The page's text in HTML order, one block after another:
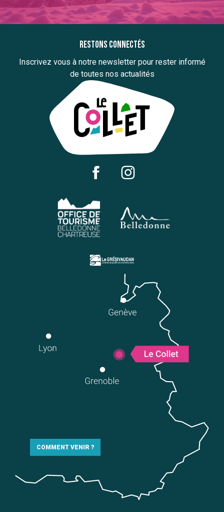
Restons connectés
Inscrivez vous à notre newsletter pour rester informé
de toutes nos actualités
COMMENT VENIR ?